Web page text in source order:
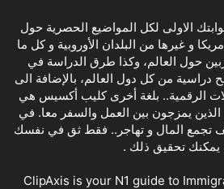
الاولى لكل المواضيع الحصرية حول
و غيرها من البلدان الأوروبية و كل ما
حول العالم، وكذا طرق الدراسة في
من كل دول العالم، بالإضافة الى
الرقمية.. بلغة أخرى كليب أكسيس هي
الذين يمزجون بين العمل والسفر معا. في
تجمع المال و تهاجر.. فقط ثق في نفسك
يمكنك تحقيق ذلك .
ClipAxis is your N1 guide to